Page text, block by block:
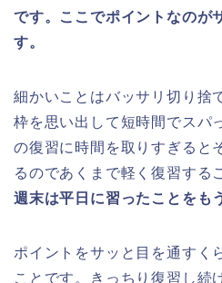
です。ここでポイントなのが
す。
細かいことはバッサリ切り捨
枠を思い出して短時間でスパ
の復習に時間を取りすぎると
るのであくまで軽く復習する
週末は平日に習ったことをも
ポイントをサッと目を通すく
ことです。きっちり復習し続